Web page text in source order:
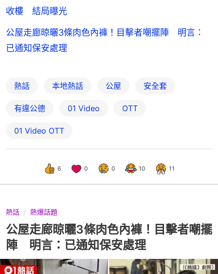
收樓 結局曝光
公屋走廊晾曬3條肉色內褲！目擊者嘲擺陣 明言：
已通知保安處理
熱話 本地熱話 公屋 安全套
有違公德 01 Video OTT
01‌ ‌Video‌ ‌OTT
6 0 0 10 11
熱話 熱爆話題
公屋走廊晾曬3條肉色內褲！目擊者嘲擺
陣 明言：已通知保安處理